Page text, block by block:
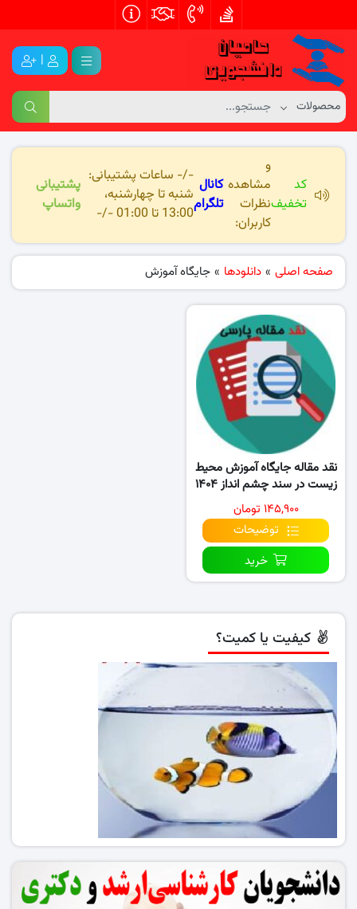
|
کد
تخفیف
و
مشاهده
نظرات
کاربران:
کانال
تلگرام
-/- ساعات پشتیبانی:
شنبه تا چهارشنبه،
13:00 تا 01:00 -/-
پشتیبانی
واتساپ
صفحه اصلی » دانلودها » جایگاه آموزش
نقد مقاله جایگاه آموزش محیط
زیست در سند چشم انداز ۱۴۰۴
و قانون..
۱۴۵,۹۰۰ تومان
توضیحات
خرید
کیفیت یا کمیت؟